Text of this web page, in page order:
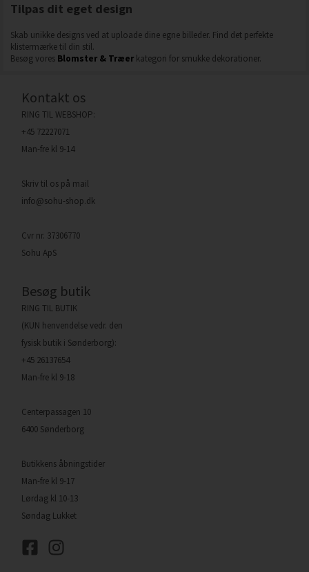
Tilpas dit eget design
Skab unikke designs ved at uploade dine egne billeder. Find det perfekte
klistermærke til din stil.
Besøg vores Blomster & Træer kategori for smukke dekorationer.
Kontakt os
RING TIL WEBSHOP:
+45 72227071
Man-fre kl 9-14
Skriv til os på mail
info@sohu-shop.dk
Cvr nr. 37306770
Sohu ApS
Besøg butik
RING TIL BUTIK
(KUN henvendelse vedr. den
fysisk butik i Sønderborg):
+45 26137654
Man-fre kl 9-18
Centerpassagen 10
6400 Sønderborg
Butikkens åbningstider
Man-fre kl 9-17
Lørdag kl 10-13
Søndag Lukket